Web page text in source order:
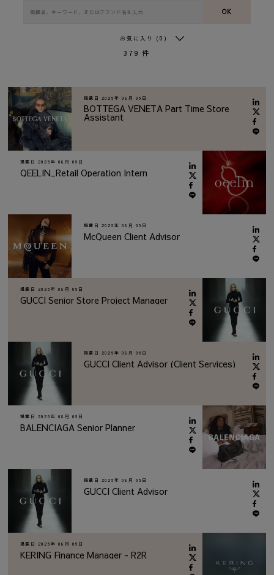
OK
お気に入り (0)
379 件
掲載日 2026年 08月 06日
BOTTEGA VENETA Part Time Store
Assistant
掲載日 2026年 08月 06日
QEELIN_Retail Operation Intern
掲載日 2026年 08月 06日
McQueen Client Advisor
掲載日 2026年 08月 06日
GUCCI Senior Store Project Manager
掲載日 2026年 08月 06日
GUCCI Client Advisor (Client Services)
掲載日 2026年 08月 06日
BALENCIAGA Senior Planner
掲載日 2026年 08月 06日
GUCCI Client Advisor
掲載日 2026年 08月 06日
KERING Finance Manager - R2R